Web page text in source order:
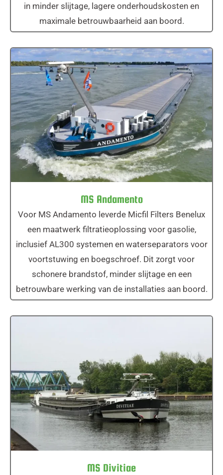
in minder slijtage, lagere onderhoudskosten en
maximale betrouwbaarheid aan boord.
MS Andamento
MS Andamento
Voor MS Andamento leverde Micfil Filters Benelux
een maatwerk filtratieoplossing voor gasolie,
inclusief AL300 systemen en waterseparators voor
voortstuwing en boegschroef. Dit zorgt voor
schonere brandstof, minder slijtage en een
betrouwbare werking van de installaties aan boord.
MS Divitiae
MS Divitiae